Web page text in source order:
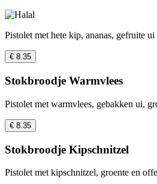
Pistolet met hete kip, ananas, gefruite ui
€ 8.35
Stokbroodje Warmvlees
Pistolet met warmvlees, gebakken ui,
€ 8.35
Stokbroodje Kipschnitzel
Pistolet met kipschnitzel, groente en